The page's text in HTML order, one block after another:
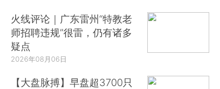
火线评论｜广东雷州“特教老
师招聘违规”很雷，仍有诸多
疑点
2026年08月06日
【大盘脉搏】早盘超3700只